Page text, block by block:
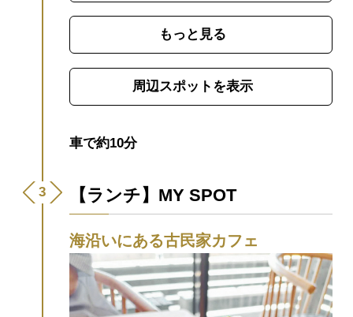
りが開催され、コンサートやお茶席など多
彩なイベントが行われます。
もっと見る
周辺スポットを表示
車で約10分
【ランチ】MY SPOT
海沿いにある古民家カフェ